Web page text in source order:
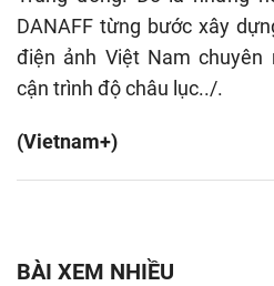
DANAFF từng bước xây
điện ảnh Việt Nam
cận trình độ châu lục../.
(Vietnam+)
BÀI XEM NHIỀU